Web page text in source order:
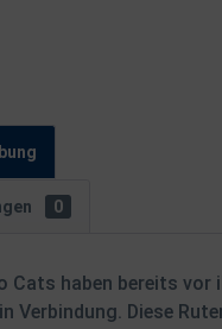
0
Cats haben bereits
Verbindung. Diese